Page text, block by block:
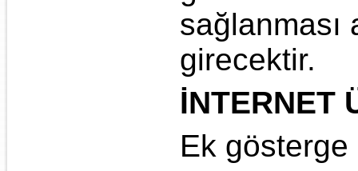
sağlanması
girecektir.
İNTERNET
Ek